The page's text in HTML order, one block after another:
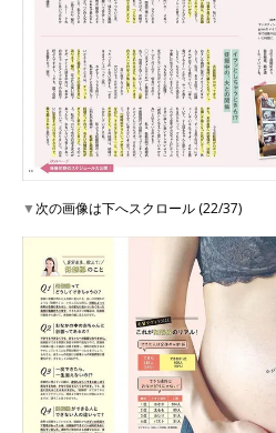
▼次の画像は下へスクロール (22/37)